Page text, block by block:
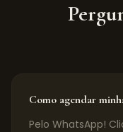
Como agendar
Pelo WhatsApp!